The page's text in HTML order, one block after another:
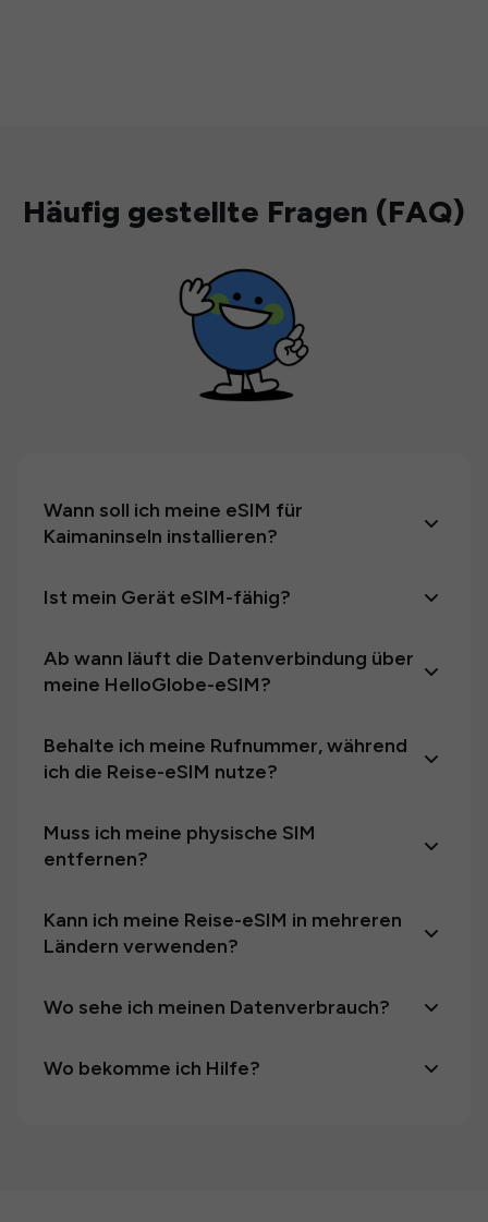
Häufig gestellte Fragen (FAQ)
Wann soll ich meine eSIM für
Kaimaninseln installieren?
Ist mein Gerät eSIM-fähig?
Ab wann läuft die Datenverbindung über
meine HelloGlobe-eSIM?
Behalte ich meine Rufnummer, während
ich die Reise-eSIM nutze?
Muss ich meine physische SIM
entfernen?
Kann ich meine Reise-eSIM in mehreren
Ländern verwenden?
Wo sehe ich meinen Datenverbrauch?
Wo bekomme ich Hilfe?